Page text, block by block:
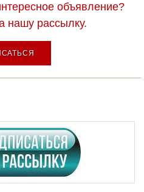
объявление?
нашу рассылку.